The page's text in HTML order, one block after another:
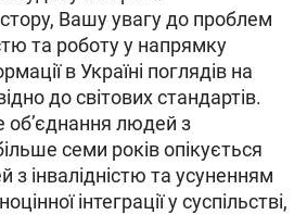
Вашу увагу до проблем
та роботу у напрямку
в Україні поглядів на
до світових стандартів.
людей з
семи років опікується
інвалідністю та усуненням
інтеграції у суспільстві,